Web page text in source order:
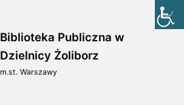
Biblioteka Publiczna w
Dzielnicy Żoliborz
m.st. Warszawy